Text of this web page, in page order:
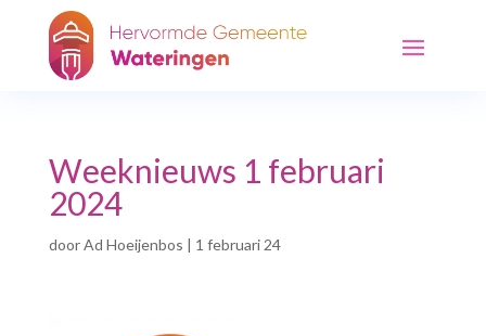
Weeknieuws 1 februari
2024
doorAd Hoeijenbos | 1 februari 24